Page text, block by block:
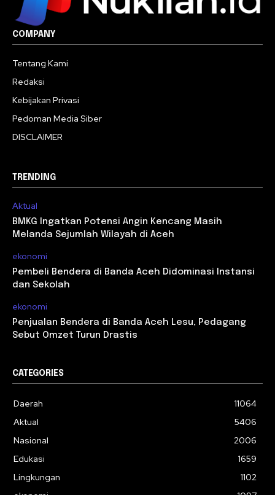
COMPANY
Tentang Kami
Redaksi
Kebijakan Privasi
Pedoman Media Siber
DISCLAIMER
TRENDING
Aktual
BMKG Ingatkan Potensi Angin Kencang Masih
Melanda Sejumlah Wilayah di Aceh
ekonomi
Pembeli Bendera di Banda Aceh Didominasi Instansi
dan Sekolah
ekonomi
Penjualan Bendera di Banda Aceh Lesu, Pedagang
Sebut Omzet Turun Drastis
CATEGORIES
Daerah
11064
Aktual
5406
Nasional
2006
Edukasi
1659
Lingkungan
1102